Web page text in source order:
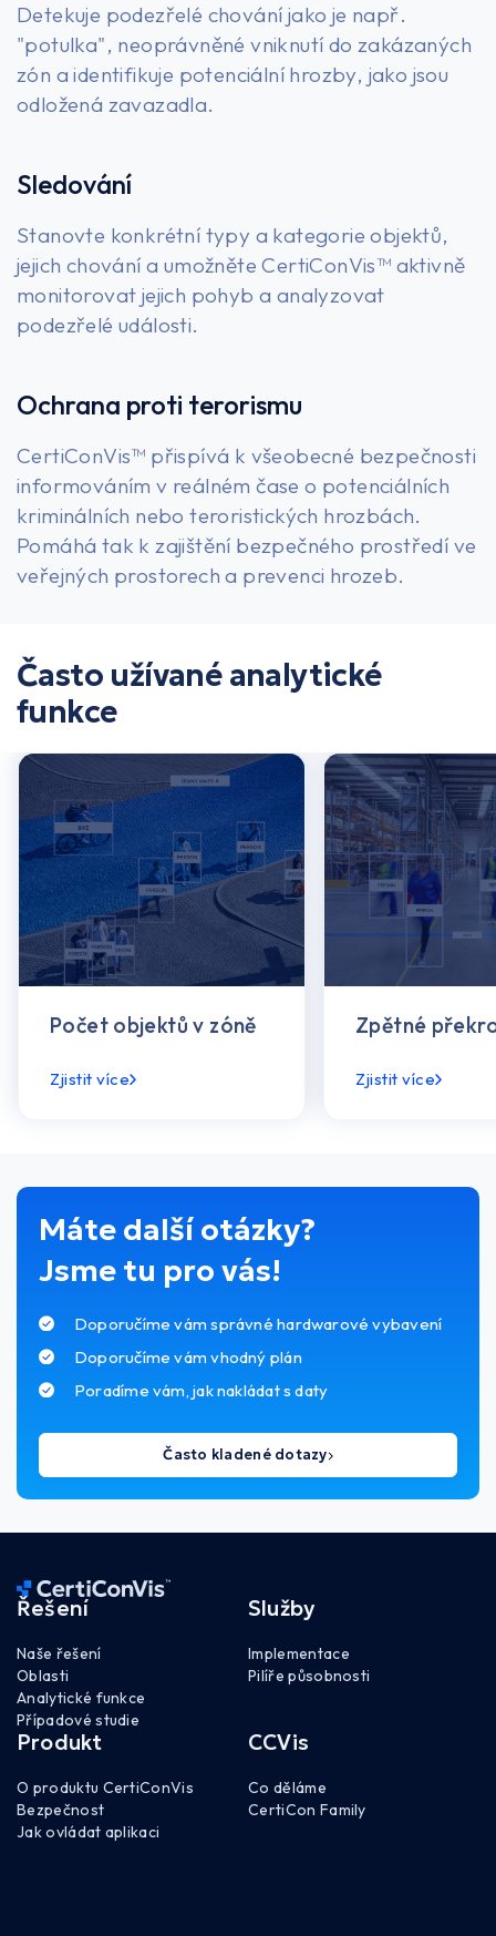
Detekuje podezřelé chování jako je např.
"potulka", neoprávněné vniknutí do zakázaných
zón a identifikuje potenciální hrozby, jako jsou
odložená zavazadla.
Sledování
Stanovte konkrétní typy a kategorie objektů,
jejich chování a umožněte CertiConVis™ aktivně
monitorovat jejich pohyb a analyzovat
podezřelé události.
Ochrana proti terorismu
CertiConVis™ přispívá k všeobecné bezpečnosti
informováním v reálném čase o potenciálních
kriminálních nebo teroristických hrozbách.
Pomáhá tak k zajištění bezpečného prostředí ve
veřejných prostorech a prevenci hrozeb.
Často užívané analytické
funkce
Počet objektů v zóně
Zjistit více
Zpětné
Zjistit více
Máte další otázky?
Jsme tu pro vás!
Doporučíme vám správné hardwarové vybavení
Doporučíme vám vhodný plán
Poradíme vám, jak nakládat s daty
Často kladené dotazy
Europe
Řešení
Naše řešení
Oblasti
Analytické funkce
Případové studie
Služby
Implementace
Pilíře působnosti
Produkt
O produktu CertiConVis
Bezpečnost
Jak ovládat aplikaci
CCVis
Co děláme
CertiCon Family